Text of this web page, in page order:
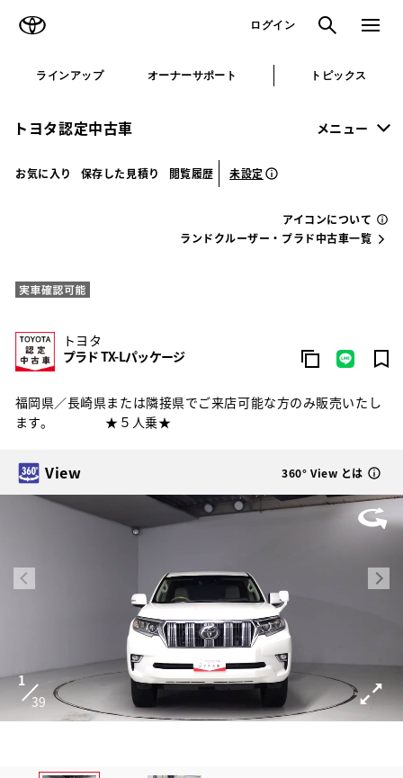
ログイン 検索 メニュ
ラインアップ オーナーサポート トピックス
トヨタ認定中古車 メニュー
お気に入り 保存した見積り 閲覧履歴 未設定
アイコンについて
ランドクルーザー・プラド中古車一覧
トヨタ
プラド TX-Lパッケージ
福岡県／長崎県または隣接県でご来店可能な方のみ販売いたし
ます。 ★５人乗★
View 360° View とは
1
39